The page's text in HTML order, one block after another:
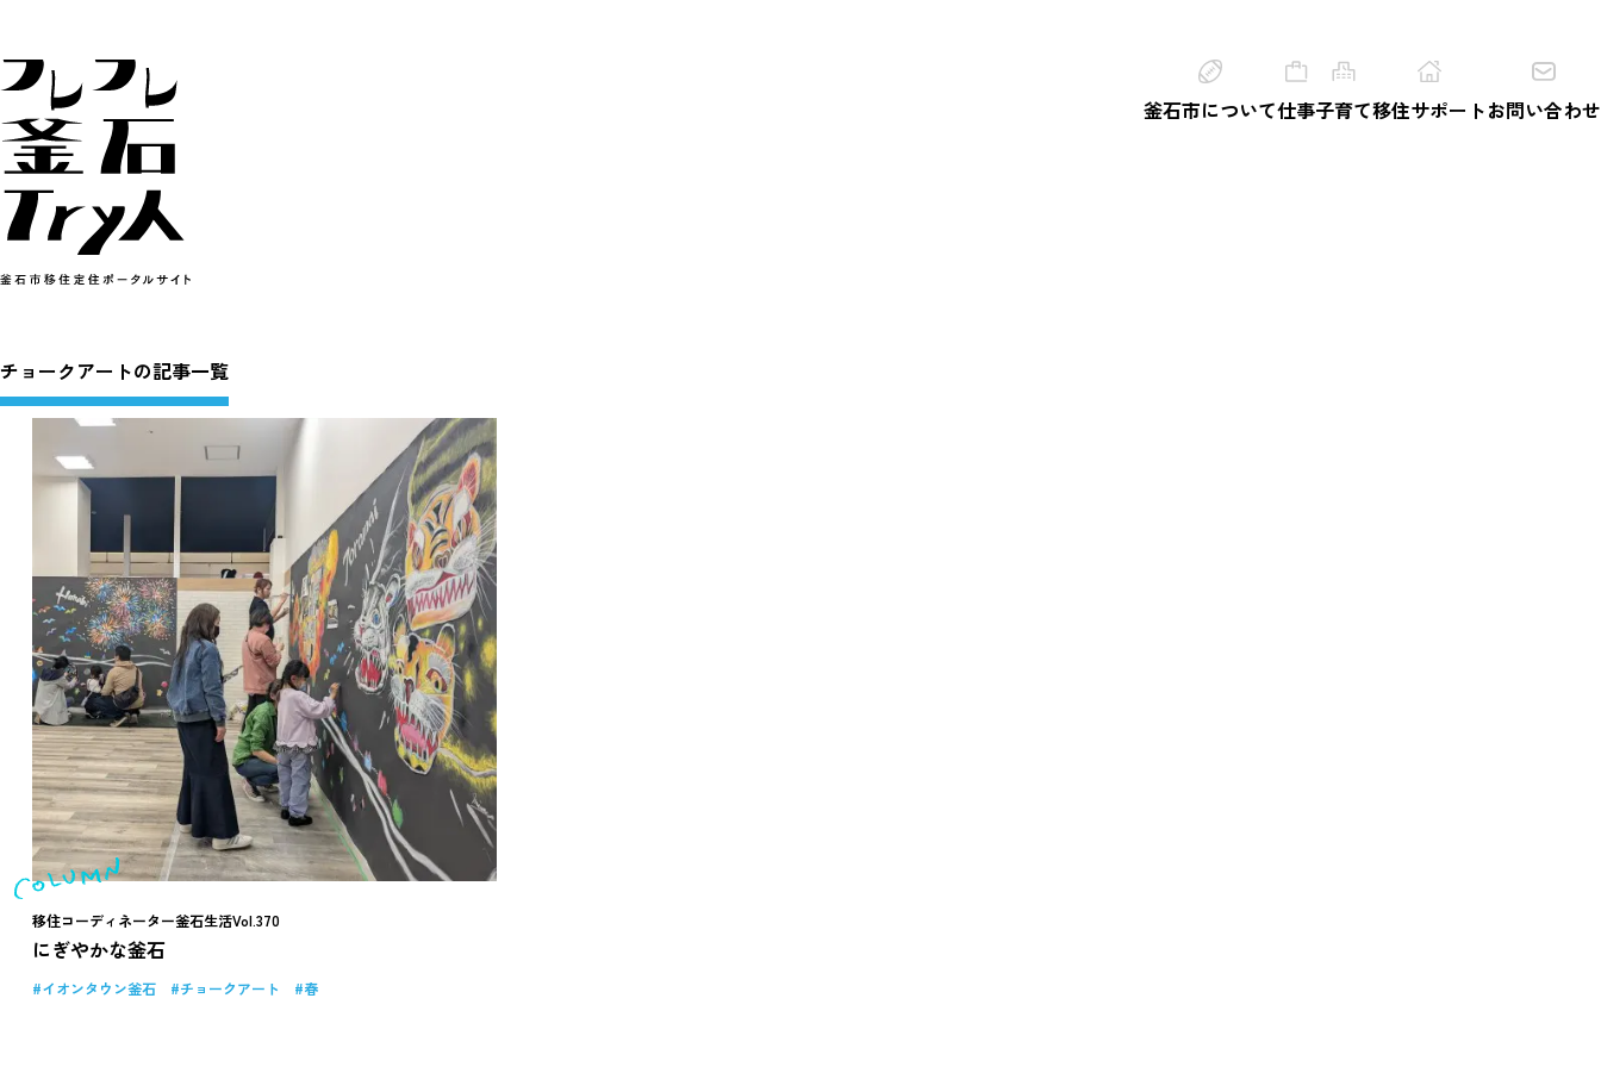
釜石市について仕事子育て移住サポートお問い合わせ
チョークアートの記事一覧
移住コーディネーター釜石生活Vol.370
にぎやかな釜石
イオンタウン釜石 チョークアート 春